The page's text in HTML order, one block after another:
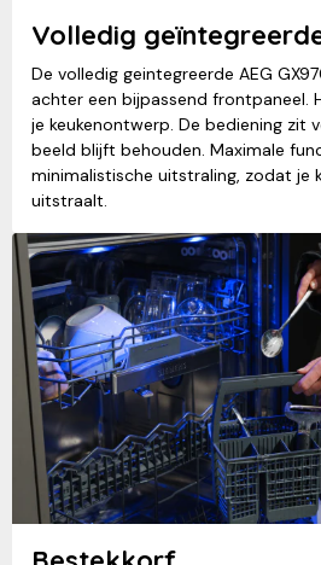
Volledig
De volledig geintegreerde AEG
achter een bijpassend frontpaneel.
je keukenontwerp. De bediening zit
beeld blijft behouden. Maximale
minimalistische uitstraling, zodat je
uitstraalt.